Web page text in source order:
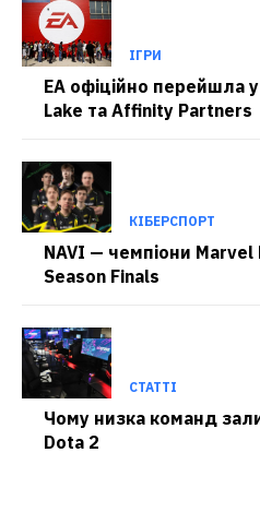
ІГРИ
EA офіційно перейшла
Lake та Affinity Partners
КІБЕРСПОРТ
NAVI — чемпіони
Season Finals
СТАТТІ
Чому низка команд
Dota 2